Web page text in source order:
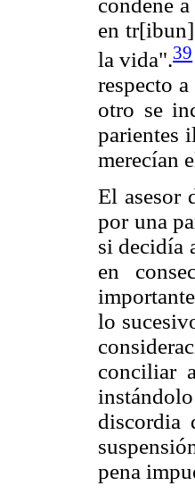
en
la vida".39
respecto
otro se
parientes
merecían
El asesor
por una
si decidía
en
lo
conciliar
discordia
pena